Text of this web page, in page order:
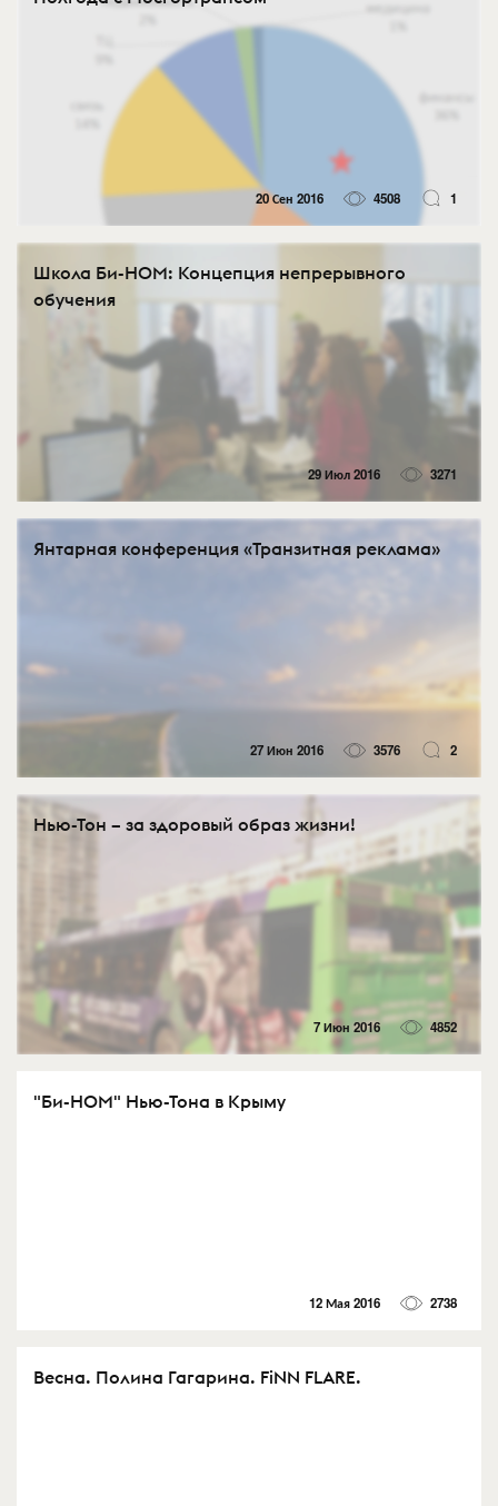
20 Сен 2016 4508 1
Школа Би-НОМ: Концепция непрерывного
обучения
29 Июл 2016 3271
Янтарная конференция «Транзитная реклама»
27 Июн 2016 3576 2
Нью-Тон – за здоровый образ жизни!
7 Июн 2016 4852
"Би-НОМ" Нью-Тона в Крыму
12 Мая 2016 2738
Весна. Полина Гагарина. FiNN FLARE.